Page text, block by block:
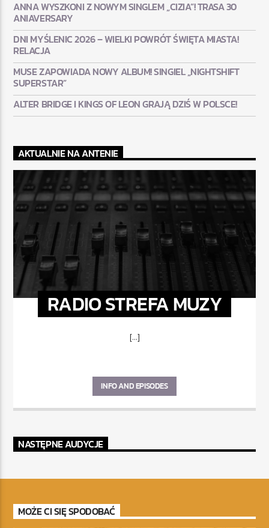
ANNA WYSZKONI Z NOWYM SINGLEM „CIZIA”! TRASA 30
ANIAVERSARY
DNI MYŚLENIC 2026 – WIELKI POWRÓT ŚWIĘTA MIASTA!
RELACJA
MUSE ZAPOWIADA NOWY ALBUM! SINGIEL „NIGHTSHIFT
SUPERSTAR”
ALTER BRIDGE I KINGS OF LEON GRAJĄ DZIŚ W POLSCE!
AKTUALNIE NA ANTENIE
RADIO STREFA MUZY
[...]
INFO AND EPISODES
NASTĘPNE AUDYCJE
MOŻE CI SIĘ SPODOBAĆ